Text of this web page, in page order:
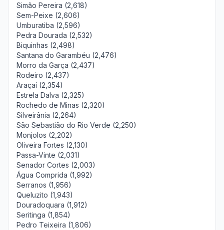
Simão Pereira (2,618)
Sem-Peixe (2,606)
Umburatiba (2,596)
Pedra Dourada (2,532)
Biquinhas (2,498)
Santana do Garambéu (2,476)
Morro da Garça (2,437)
Rodeiro (2,437)
Araçaí (2,354)
Estrela Dalva (2,325)
Rochedo de Minas (2,320)
Silveirânia (2,264)
São Sebastião do Rio Verde (2,250)
Monjolos (2,202)
Oliveira Fortes (2,130)
Passa-Vinte (2,031)
Senador Cortes (2,003)
Água Comprida (1,992)
Serranos (1,956)
Queluzito (1,943)
Douradoquara (1,912)
Seritinga (1,854)
Pedro Teixeira (1,806)